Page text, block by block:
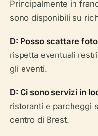
Principalmente in
sono disponibili su
D: Posso scattare
rispetta eventuali
gli eventi.
D: Ci sono servizi in
ristoranti e parcheggi
centro di Brest.